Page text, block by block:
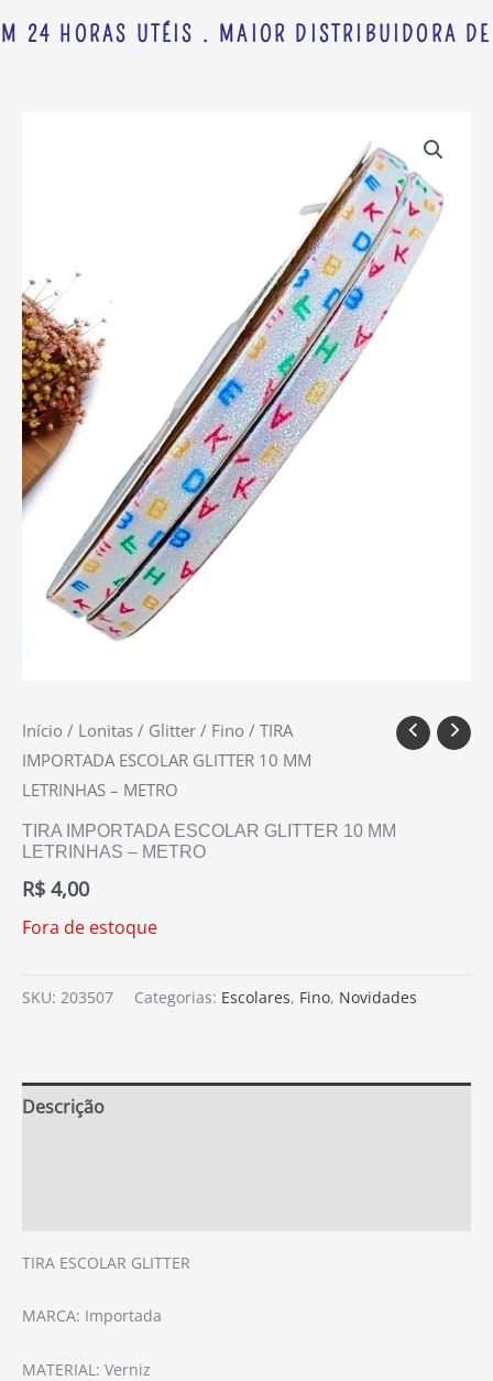
24 HORAS UTÉIS . MAIOR DISTRIBUIDORA
Início / Lonitas / Glitter / Fino / TIRA
IMPORTADA ESCOLAR GLITTER 10 MM
LETRINHAS – METRO
TIRA IMPORTADA ESCOLAR GLITTER 10 MM
LETRINHAS – METRO
R$ 4,00
Fora de estoque
SKU: 203507 Categorias: Escolares, Fino, Novidades
Descrição
TIRA ESCOLAR GLITTER
MARCA: Importada
MATERIAL: Verniz